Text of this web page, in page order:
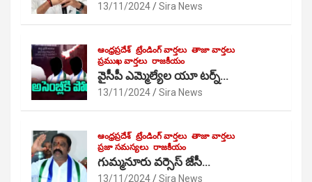
13/11/2024 Sira News
ఆంధ్రప్రదేశ్ ట్రేండింగ్ వార్తలు తాజా వార్తలు
ప్రముఖ వార్తలు రాజకీయం
వైసీపీ ఎమ్మెల్యేల యూ టర్న్…
13/11/2024 Sira News
ఆంధ్రప్రదేశ్ ట్రేండింగ్ వార్తలు తాజా వార్తలు
ప్రజా సమస్యలు రాజకీయం
గుమ్మనూరు వర్సెస్ జేసీ…
13/11/2024 Sira News